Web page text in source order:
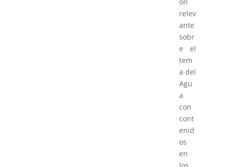
relev
ante
sobr
e el
tem
a del
Agu
a
con
cont
enid
os
en